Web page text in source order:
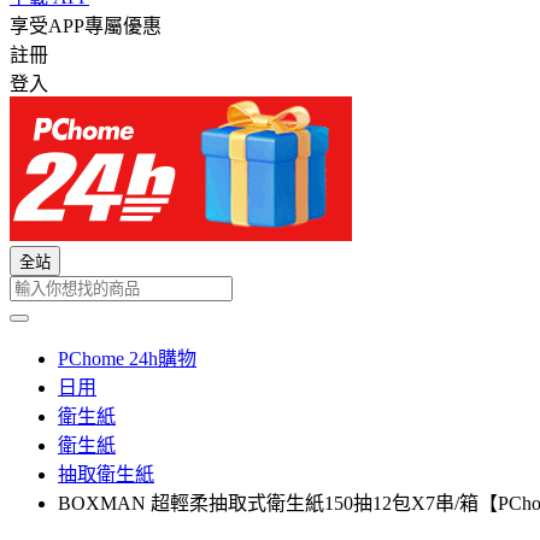
享受APP專屬優惠
註冊
登入
全站
PChome 24h購物
日用
衛生紙
衛生紙
抽取衛生紙
BOXMAN 超輕柔抽取式衛生紙150抽12包X7串/箱【